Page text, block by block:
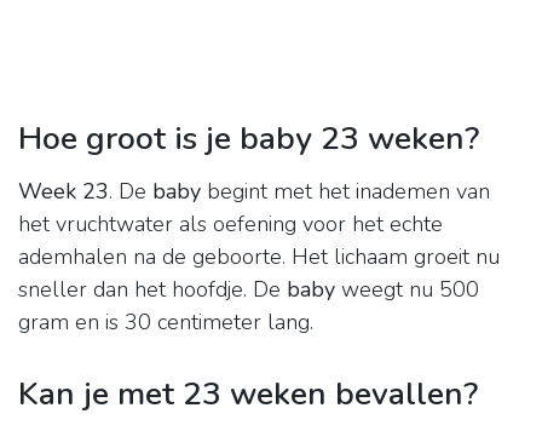
Hoe groot is je baby 23 weken?
Week 23. De baby begint met het inademen van
het vruchtwater als oefening voor het echte
ademhalen na de geboorte. Het lichaam groeit nu
sneller dan het hoofdje. De baby weegt nu 500
gram en is 30 centimeter lang.
Kan je met 23 weken bevallen?